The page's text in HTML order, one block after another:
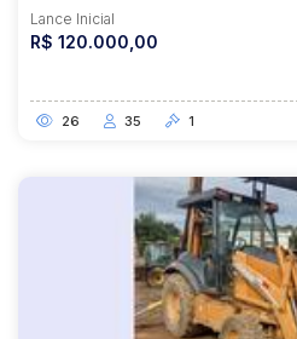
Lance Inicial
R$ 120.000,00
26 35 1